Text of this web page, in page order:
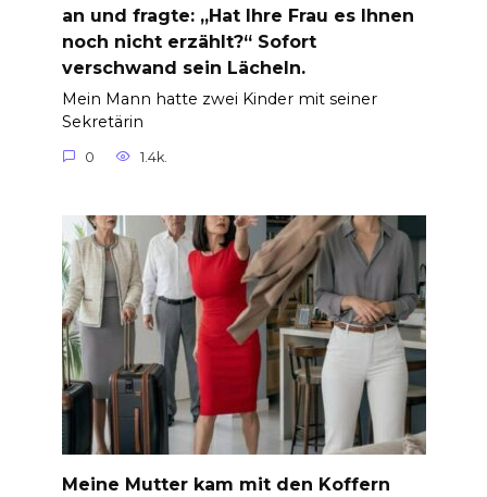
an und fragte: „Hat Ihre Frau es Ihnen
noch nicht erzählt?“ Sofort
verschwand sein Lächeln.
Mein Mann hatte zwei Kinder mit seiner
Sekretärin
0 1.4k.
Meine Mutter kam mit den Koffern